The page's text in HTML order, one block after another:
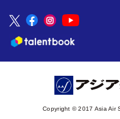
Copyright © 2017 Asia Air